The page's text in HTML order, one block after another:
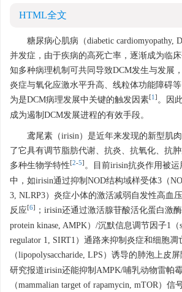
HTML全文
糖尿病心肌病（diabetic cardiomyopathy,
并发症，由于疾病的高死亡率，逐渐成为临
知多种病理机制可共同导致DCM发生与发展
炎症与氧化应激水平升高、线粒体功能障碍
为是DCM病理发展中关键的触发因素[1] 。因
成为遏制DCM发展进程的有效手段。
鸢尾素（irisin）是近年来发现的新型肌
了它具有调节脂肪代谢、抗炎、抗氧化、抗
多种生物学特性[2-5] 。目前irisin抗炎作用被
中，如irisin通过抑制NOD结构域样受体3（
3, NLRP3）炎症小体的激活减弱自发性高血
反应[6]
；irisin还通过激活腺苷酸活化蛋白激
protein kinase, AMPK）/沉默信息调节因子1（
regulator 1, SIRT1）通路来抑制炎症和细胞
（lipopolysaccharide, LPS）诱导的肺泡上皮
研究报道irisin还能抑制AMPK/哺乳动物雷帕
（mammalian target of rapamycin, mTOR）